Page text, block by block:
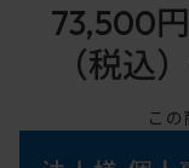
73,500
（税込
こ